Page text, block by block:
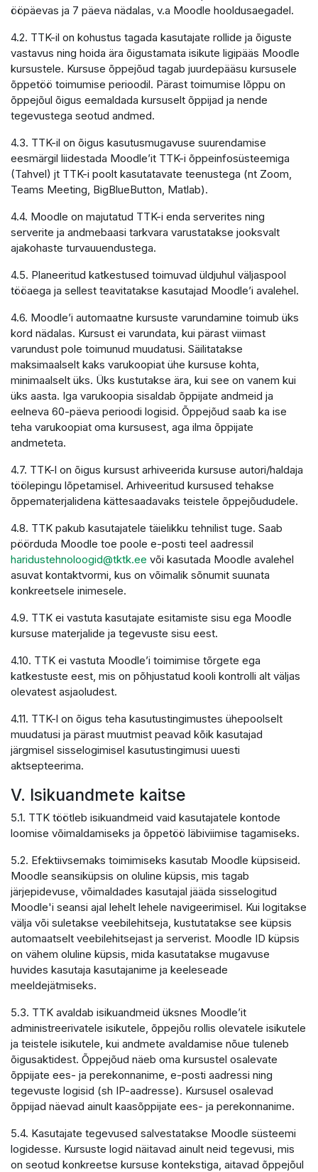
ööpäevas ja 7 päeva nädalas, v.a Moodle hooldusaegadel.
4.2. TTK-il on kohustus tagada kasutajate rollide ja õiguste
vastavus ning hoida ära õigustamata isikute ligipääs Moodle
kursustele. Kursuse õppejõud tagab juurdepääsu kursusele
õppetöö toimumise perioodil. Pärast toimumise lõppu on
õppejõul õigus eemaldada kursuselt õppijad ja nende
tegevustega seotud andmed.
4.3. TTK-il on õigus kasutusmugavuse suurendamise
eesmärgil liidestada Moodle’it TTK-i õppeinfosüsteemiga
(Tahvel) jt TTK-i poolt kasutatavate teenustega (nt Zoom,
Teams Meeting, BigBlueButton, Matlab).
4.4. Moodle on majutatud TTK-i enda serverites ning
serverite ja andmebaasi tarkvara varustatakse jooksvalt
ajakohaste turvauuendustega.
4.5. Planeeritud katkestused toimuvad üldjuhul väljaspool
tööaega ja sellest teavitatakse kasutajad Moodle’i avalehel.
4.6. Moodle’i automaatne kursuste varundamine toimub üks
kord nädalas. Kursust ei varundata, kui pärast viimast
varundust pole toimunud muudatusi. Säilitatakse
maksimaalselt kaks varukoopiat ühe kursuse kohta,
minimaalselt üks. Üks kustutakse ära, kui see on vanem kui
üks aasta. Iga varukoopia sisaldab õppijate andmeid ja
eelneva 60-päeva perioodi logisid. Õppejõud saab ka ise
teha varukoopiat oma kursusest, aga ilma õppijate
andmeteta.
4.7. TTK-l on õigus kursust arhiveerida kursuse autori/haldaja
töölepingu lõpetamisel. Arhiveeritud kursused tehakse
õppematerjalidena kättesaadavaks teistele õppejõududele.
4.8. TTK pakub kasutajatele täielikku tehnilist tuge. Saab
pöörduda Moodle toe poole e-posti teel aadressil
haridustehnoloogid@tktk.ee või kasutada Moodle avalehel
asuvat kontaktvormi, kus on võimalik sõnumit suunata
konkreetsele inimesele.
4.9. TTK ei vastuta kasutajate esitamiste sisu ega Moodle
kursuse materjalide ja tegevuste sisu eest.
4.10. TTK ei vastuta Moodle’i toimimise tõrgete ega
katkestuste eest, mis on põhjustatud kooli kontrolli alt väljas
olevatest asjaoludest.
4.11. TTK-l on õigus teha kasutustingimustes ühepoolselt
muudatusi ja pärast muutmist peavad kõik kasutajad
järgmisel sisselogimisel kasutustingimusi uuesti
aktsepteerima.
V. Isikuandmete kaitse
5.1. TTK töötleb isikuandmeid vaid kasutajatele kontode
loomise võimaldamiseks ja õppetöö läbiviimise tagamiseks.
5.2. Efektiivsemaks toimimiseks kasutab Moodle küpsiseid.
Moodle seansiküpsis on oluline küpsis, mis tagab
järjepidevuse, võimaldades kasutajal jääda sisselogitud
Moodle'i seansi ajal lehelt lehele navigeerimisel. Kui logitakse
välja või suletakse veebilehitseja, kustutatakse see küpsis
automaatselt veebilehitsejast ja serverist. Moodle ID küpsis
on vähem oluline küpsis, mida kasutatakse mugavuse
huvides kasutaja kasutajanime ja keeleseade
meeldejätmiseks.
5.3. TTK avaldab isikuandmeid üksnes Moodle’it
administreerivatele isikutele, õppejõu rollis olevatele isikutele
ja teistele isikutele, kui andmete avaldamise nõue tuleneb
õigusaktidest. Õppejõud näeb oma kursustel osalevate
õppijate ees- ja perekonnanime, e-posti aadressi ning
tegevuste logisid (sh IP-aadresse). Kursusel osalevad
õppijad näevad ainult kaasõppijate ees- ja perekonnanime.
5.4. Kasutajate tegevused salvestatakse Moodle süsteemi
logidesse. Kursuste logid näitavad ainult neid tegevusi, mis
on seotud konkreetse kursuse kontekstiga, aitavad õppejõul